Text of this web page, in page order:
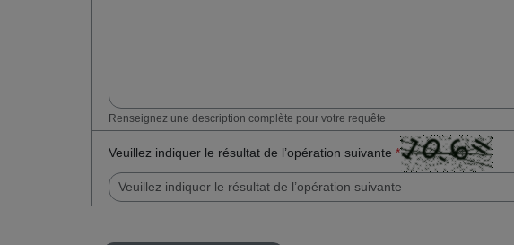
Renseignez une description complète pour votre requête
Veuillez indiquer le résultat de l’opération suivante *